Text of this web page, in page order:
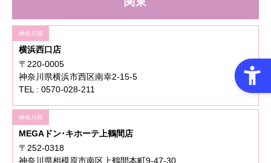
神奈川県
横浜西口店
〒220-0005
神奈川県横浜市西区南幸2-15-5
TEL : 0570-028-211
神奈川県
MEGAドン･キホーテ上鶴間店
〒252-0318
神奈川県相模原市南区上鶴間本町9-47-30